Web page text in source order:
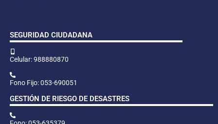
SEGURIDAD CIUDADANA
Celular: 988880870
Fono Fijo: 053-690051
GESTIÓN DE RIESGO DE DESASTRES